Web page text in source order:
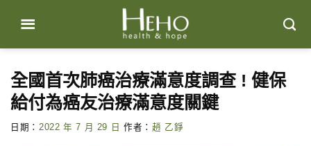
content
全國首次肺癌治療滿意度調查 ! 健保
給付為癌友治療滿意度關鍵
日期： 2022 年 7 月 29 日 作者： 趙 乙錚